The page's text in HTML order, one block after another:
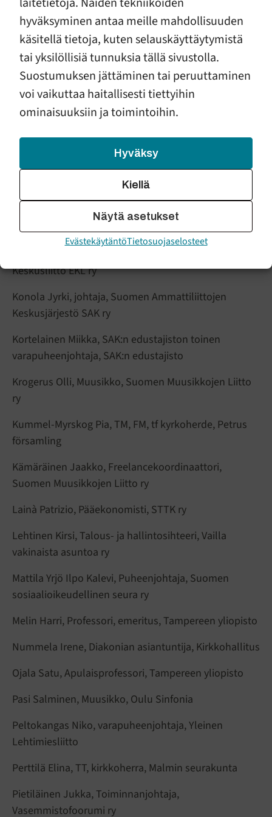
hyväksyminen antaa meille mahdollisuuden
käsitellä tietoja, kuten selauskäyttäytymistä
tai yksilöllisiä tunnuksia tällä sivustolla.
Suostumuksen jättäminen tai peruuttaminen
voi vaikuttaa haitallisesti tiettyihin
ominaisuuksiin ja toimintoihin.
Hyväksy
Kiellä
Näytä asetukset
EvästekäytäntöTietosuojaselosteet
Jousilahti Julia, Vanhempi asiantuntija, Demos
Helsinki
Järvinen Anna, Erityisasiantuntija, SOSTE
Kahilainen Sanni, Viestintäpäällikkö, Suomen
Muusikkojen Liitto ry
tutkimus LABORE
Kiprianoff Maarit, Osallisuuskoordinaattori, Vailla
Kivipuro Katja, Asiantuntija, Vailla vakinaista asuntoa
ry
Keskusliitto EKL ry
Konola Jyrki, johtaja, Suomen Ammattiliittojen
Keskusjärjestö SAK ry
Kortelainen Miikka, SAK:n edustajiston toinen
varapuheenjohtaja, SAK:n edustajisto
Krogerus Olli, Muusikko, Suomen Muusikkojen Liitto
ry
Kummel-Myrskog Pia, TM, FM, tf kyrkoherde, Petrus
församling
Kämäräinen Jaakko, Freelancekoordinaattori,
Suomen Muusikkojen Liitto ry
Lainà Patrizio, Pääekonomisti, STTK ry
Lehtinen Kirsi, Talous- ja hallintosihteeri, Vailla
vakinaista asuntoa ry
Mattila Yrjö Ilpo Kalevi, Puheenjohtaja, Suomen
sosiaalioikeudellinen seura ry
Melin Harri, Professori, emeritus, Tampereen yliopisto
Nummela Irene, Diakonian asiantuntija, Kirkkohallitus
Ojala Satu, Apulaisprofessori, Tampereen yliopisto
Pasi Salminen, Muusikko, Oulu Sinfonia
Peltokangas Niko, varapuheenjohtaja, Yleinen
Lehtimiesliitto
Perttilä Elina, TT, kirkkoherra, Malmin seurakunta
Pietiläinen Jukka, Toiminnanjohtaja,
Vasemmistofoorumi ry